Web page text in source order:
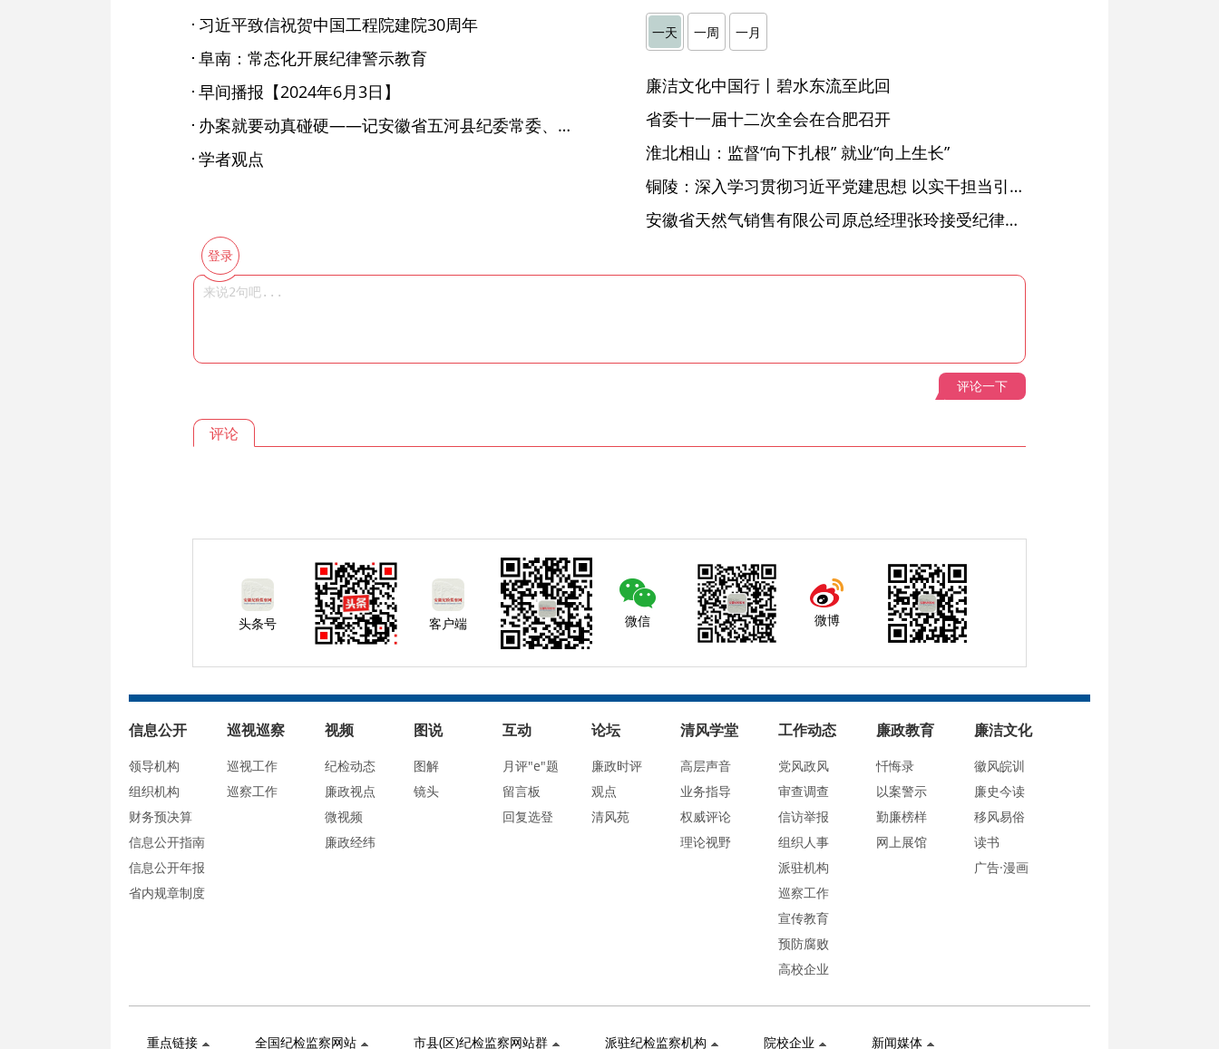
习近平致信祝贺中国工程院建院30周年
阜南：常态化开展纪律警示教育
早间播报【2024年6月3日】
办案就要动真碰硬——记安徽省五河县纪委常委、监委委员胡松
学者观点
一天 一周 一月
廉洁文化中国行丨碧水东流至此回
省委十一届十二次全会在合肥召开
淮北相山：监督“向下扎根” 就业“向上生长”
铜陵：深入学习贯彻习近平党建思想 以实干担当引领纪检监察工作高质量发展
安徽省天然气销售有限公司原总经理张玲接受纪律审查和监察调查
登录
评论一下
评论
头条号 客户端 微信 微博
信息公开
领导机构
组织机构
财务预决算
信息公开指南
信息公开年报
省内规章制度
巡视巡察
巡视工作
巡察工作
视频
纪检动态
廉政视点
微视频
廉政经纬
图说
图解
镜头
互动
月评"e"题
留言板
回复选登
论坛
廉政时评
观点
清风苑
清风学堂
高层声音
业务指导
权威评论
理论视野
工作动态
党风政风
审查调查
信访举报
组织人事
派驻机构
巡察工作
宣传教育
预防腐败
高校企业
廉政教育
忏悔录
以案警示
勤廉榜样
网上展馆
廉洁文化
徽风皖训
廉史今读
移风易俗
读书
广告·漫画
重点链接 全国纪检监察网站 市县(区)纪检监察网站群 派驻纪检监察机构 院校企业 新闻媒体